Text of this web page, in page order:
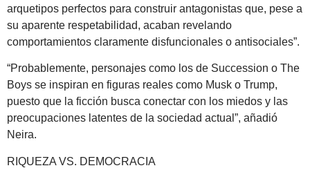
arquetipos perfectos para construir antagonistas que, pese a
su aparente respetabilidad, acaban revelando
comportamientos claramente disfuncionales o antisociales”.
“Probablemente, personajes como los de Succession o The
Boys se inspiran en figuras reales como Musk o Trump,
puesto que la ficción busca conectar con los miedos y las
preocupaciones latentes de la sociedad actual”, añadió
Neira.
RIQUEZA VS. DEMOCRACIA